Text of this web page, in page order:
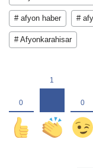
# afyon haber #
# Afyonkarahisar